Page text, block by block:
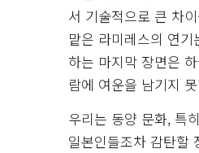
서 기술적으로 큰 차
맡은 라미레스의 연
하는 마지막 장면은
람에 여운을 남기지
우리는 동양 문화, 특
일본인들조차 감탄할